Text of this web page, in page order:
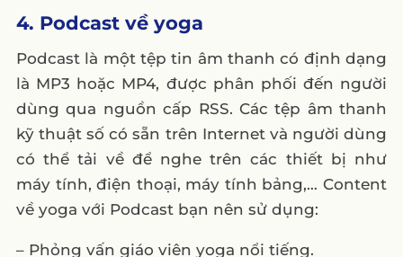
4. Podcast về yoga
Podcast là một tệp tin âm thanh có định dạng
là MP3 hoặc MP4, được phân phối đến người
dùng qua nguồn cấp RSS. Các tệp âm thanh
kỹ thuật số có sẵn trên Internet và người dùng
có thể tải về để nghe trên các thiết bị như
máy tính, điện thoại, máy tính bảng,… Content
về yoga với Podcast bạn nên sử dụng:
– Phỏng vấn giáo viên yoga nổi tiếng.